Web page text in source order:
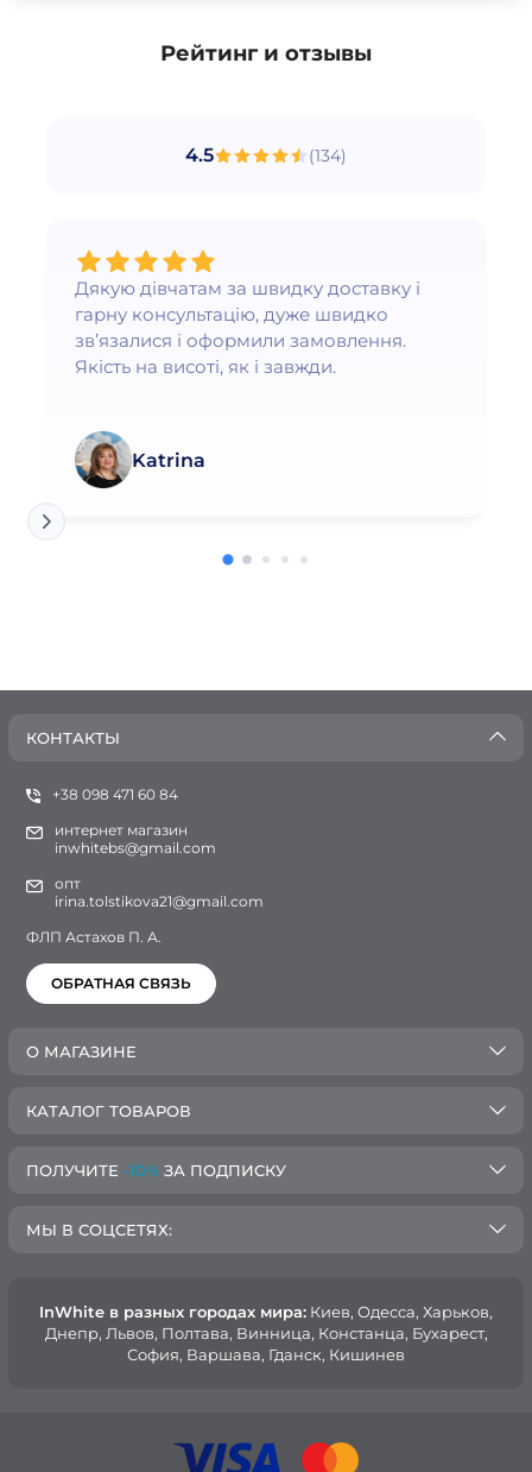
Рейтинг и отзывы
4.5 (134)
Дякую дівчатам за швидку доставку і
гарну консультацію, дуже швидко
зв’язалися і оформили замовлення.
Якість на висоті, як і завжди.
Katrina
КОНТАКТЫ
+38 098 471 60 84
интернет магазин
inwhitebs@gmail.com
опт
irina.tolstikova21@gmail.com
ФЛП Астахов П. А.
ОБРАТНАЯ СВЯЗЬ
О МАГАЗИНЕ
КАТАЛОГ ТОВАРОВ
ПОЛУЧИТЕ -10% ЗА ПОДПИСКУ
МЫ В СОЦСЕТЯХ:
InWhite в разных городах мира: Киев, Oдесса, Харьков,
Днепр, Львов, Полтава, Винница, Констанца, Бухарест,
София, Варшава, Гданск, Кишинев